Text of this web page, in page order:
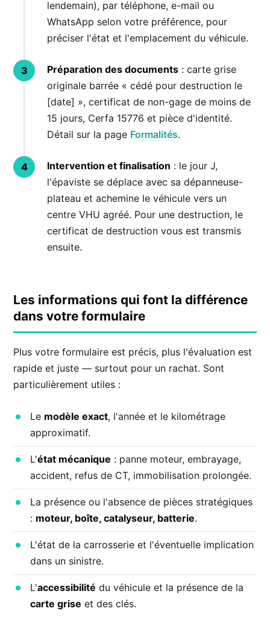
lendemain), par téléphone, e-mail ou
WhatsApp selon votre préférence, pour
préciser l'état et l'emplacement du véhicule.
Préparation des documents : carte grise
originale barrée « cédé pour destruction le
[date] », certificat de non-gage de moins de
15 jours, Cerfa 15776 et pièce d'identité.
Détail sur la page Formalités.
Intervention et finalisation : le jour J,
l'épaviste se déplace avec sa dépanneuse-
plateau et achemine le véhicule vers un
centre VHU agréé. Pour une destruction, le
certificat de destruction vous est transmis
ensuite.
Les informations qui font la différence
dans votre formulaire
Plus votre formulaire est précis, plus l'évaluation est
rapide et juste — surtout pour un rachat. Sont
particulièrement utiles :
Le modèle exact, l'année et le kilométrage
approximatif.
L'état mécanique : panne moteur, embrayage,
accident, refus de CT, immobilisation prolongée.
La présence ou l'absence de pièces stratégiques
: moteur, boîte, catalyseur, batterie.
L'état de la carrosserie et l'éventuelle implication
dans un sinistre.
L'accessibilité du véhicule et la présence de la
carte grise et des clés.